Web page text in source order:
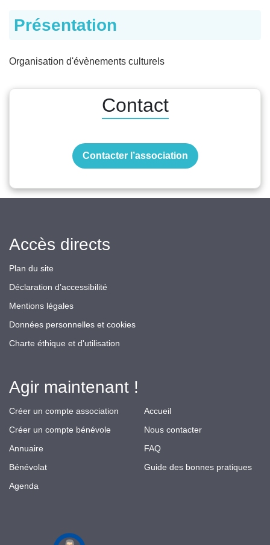
Présentation
Organisation d'évènements culturels
Contact
Contacter l’association
Accès directs
Plan du site
Déclaration d’accessibilité
Mentions légales
Données personnelles et cookies
Charte éthique et d'utilisation
Agir maintenant !
Créer un compte association
Créer un compte bénévole
Annuaire
Bénévolat
Agenda
Accueil
Nous contacter
FAQ
Guide des bonnes pratiques